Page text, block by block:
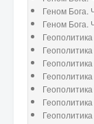
Геном Бога.
Геном Бога.